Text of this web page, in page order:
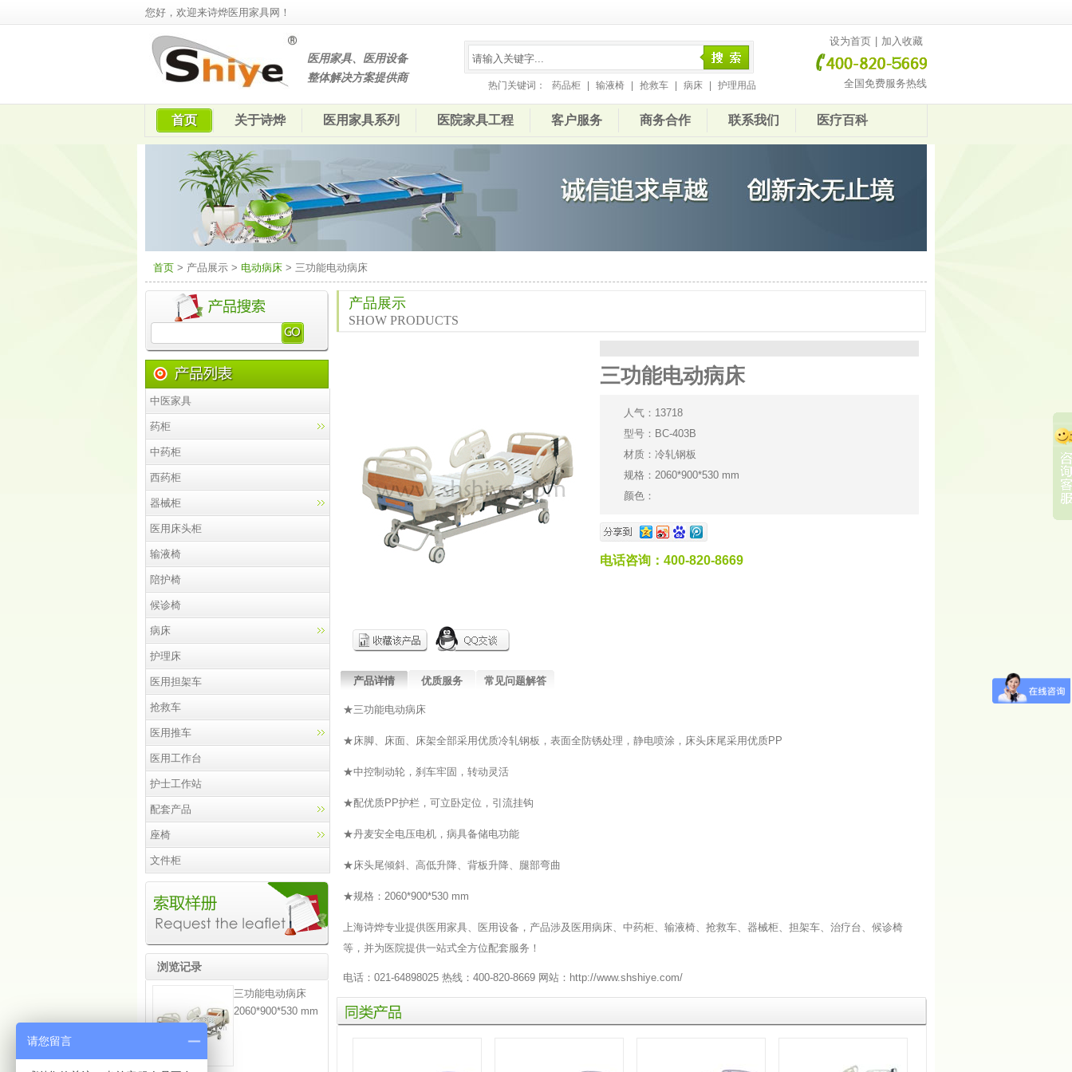
您好，欢迎来诗烨医用家具网！
医用家具、医用设备
整体解决方案提供商
热门关键词： 药品柜 输液椅 抢救车 病床 护理用品
设为首页 加入收藏
全国免费服务热线
首页 关于诗烨 医用家具系列 医院家具工程 客户服务 商务合作 联系我们 医疗百科
首页 > 产品展示 > 电动病床 > 三功能电动病床
中医家具
药柜
中药柜
西药柜
器械柜
医用床头柜
输液椅
陪护椅
候诊椅
病床
护理床
医用担架车
抢救车
医用推车
医用工作台
护士工作站
配套产品
座椅
文件柜
浏览记录
三功能电动病床
2060*900*530 mm
产品展示
SHOW PRODUCTS
三功能电动病床
人气：13718
型号：BC-403B
材质：冷轧钢板
规格：2060*900*530 mm
颜色：
电话咨询：400-820-8669
产品详情 优质服务 常见问题解答
★三功能电动病床
★床脚、床面、床架全部采用优质冷轧钢板，表面全防锈处理，静电喷涂，床头床尾采用优质PP
★中控制动轮，刹车牢固，转动灵活
★配优质PP护栏，可立卧定位，引流挂钩
★丹麦安全电压电机，病具备储电功能
★床头尾倾斜、高低升降、背板升降、腿部弯曲
★规格：2060*900*530 mm
上海诗烨专业提供医用家具、 医用设备 ，产品涉及医用病床、 中药柜、 输液椅、 抢救车、 器械柜、 担架车、 治疗台、 候诊椅
等，并为医院提供一站式全方位配套服务！
电话：021-64898025 热线：400-820-8669 网站： http://www.shshiye.com/
同
类
请您留言